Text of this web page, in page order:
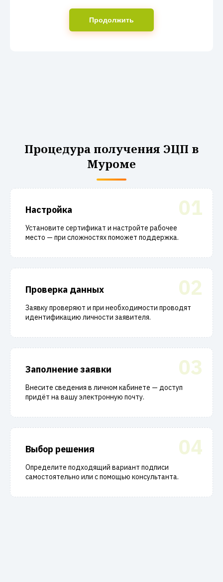
Продолжить
Процедура получения ЭЦП в
Муроме
01
Настройка
Установите сертификат и настройте рабочее
место — при сложностях поможет поддержка.
02
Проверка данных
Заявку проверяют и при необходимости проводят
идентификацию личности заявителя.
03
Заполнение заявки
Внесите сведения в личном кабинете — доступ
придёт на вашу электронную почту.
04
Выбор решения
Определите подходящий вариант подписи
самостоятельно или с помощью консультанта.